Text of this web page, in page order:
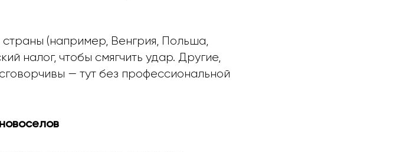
(например, Венгрия, Польша,
налог, чтобы смягчить удар. Другие,
— тут без профессиональной